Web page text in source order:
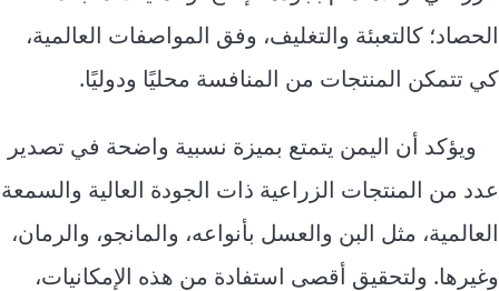
الحصاد؛ كالتعبئة والتغليف، وفق المواصفات العالمية،
كي تتمكن المنتجات من المنافسة محليًا ودوليًا.
ويؤكد أن اليمن يتمتع بميزة نسبية واضحة في تصدير
عدد من المنتجات الزراعية ذات الجودة العالية والسمعة
العالمية، مثل البن والعسل بأنواعه، والمانجو، والرمان،
وغيرها. ولتحقيق أقصى استفادة من هذه الإمكانيات،